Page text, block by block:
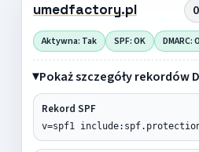
umedfactory.pl
Aktywna: Tak SPF: OK DMARC:
Pokaż szczegóły rekordów
Rekord SPF
v=spf1